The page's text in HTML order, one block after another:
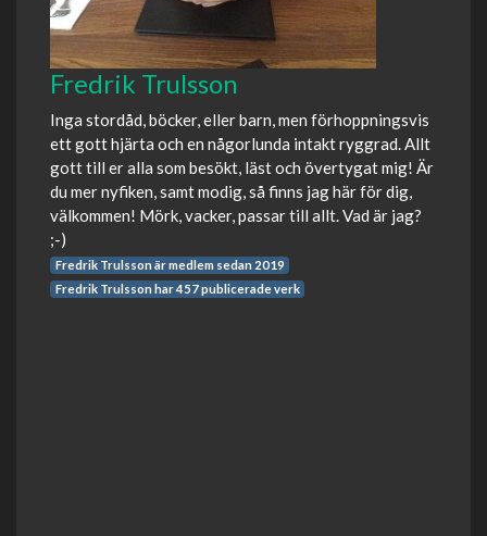
Fredrik Trulsson
Inga stordåd, böcker, eller barn, men förhoppningsvis
ett gott hjärta och en någorlunda intakt ryggrad. Allt
gott till er alla som besökt, läst och övertygat mig! Är
du mer nyfiken, samt modig, så finns jag här för dig,
välkommen! Mörk, vacker, passar till allt. Vad är jag?
;-)
Fredrik Trulsson är medlem sedan 2019
Fredrik Trulsson har 457 publicerade verk